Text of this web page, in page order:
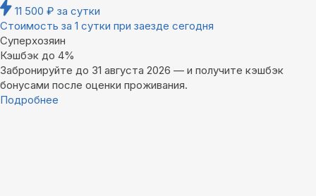
11 500 ₽ за сутки
Стоимость за 1 сутки при заезде сегодня
Суперхозяин
Кэшбэк до 4%
Забронируйте до 31 августа 2026 — и получите кэшбэк
бонусами после оценки проживания.
Подробнее